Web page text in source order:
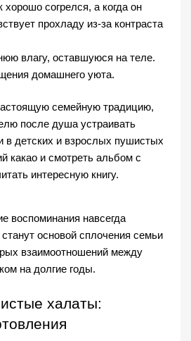
хорошо согрелся, а когда он
прохладу из-за контраста
влагу, оставшуюся на теле.
домашнего уюта.
после душа устраивать
в детских и взрослых пушистых
какао и смотреть альбом с
интересную книгу.
воспоминания навсегда
основой сплочения семьи
взаимоотношений между
на долгие годы.
халаты: